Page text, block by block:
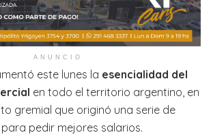
ANUNCIO
este lunes la esencialidad del
en todo el territorio argentino, en
gremial que originó una serie de
pedir mejores salarios.